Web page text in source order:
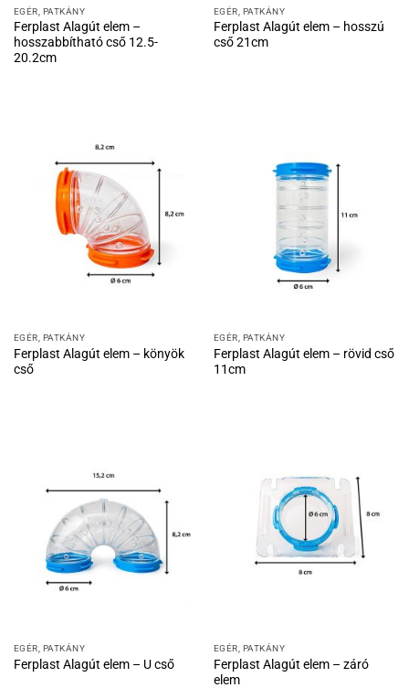
EGÉR, PATKÁNY
Ferplast Alagút elem –
hosszabbítható cső 12.5-
20.2cm
EGÉR, PATKÁNY
Ferplast Alagút elem – hosszú
cső 21cm
EGÉR, PATKÁNY
Ferplast Alagút elem – könyök
cső
EGÉR, PATKÁNY
Ferplast Alagút elem – rövid cső
11cm
EGÉR, PATKÁNY
Ferplast Alagút elem – U cső
EGÉR, PATKÁNY
Ferplast Alagút elem – záró
elem